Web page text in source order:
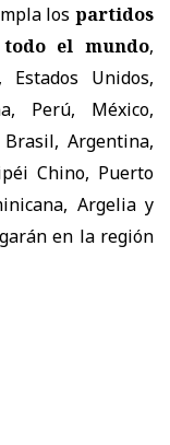
los partidos
todo el mundo,
Unidos,
Perú, México,
Argentina,
Chino, Puerto
Argelia y
en la región